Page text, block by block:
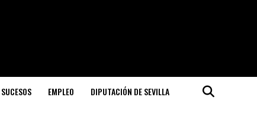
SUCESOS EMPLEO DIPUTACIÓN DE SEVILLA